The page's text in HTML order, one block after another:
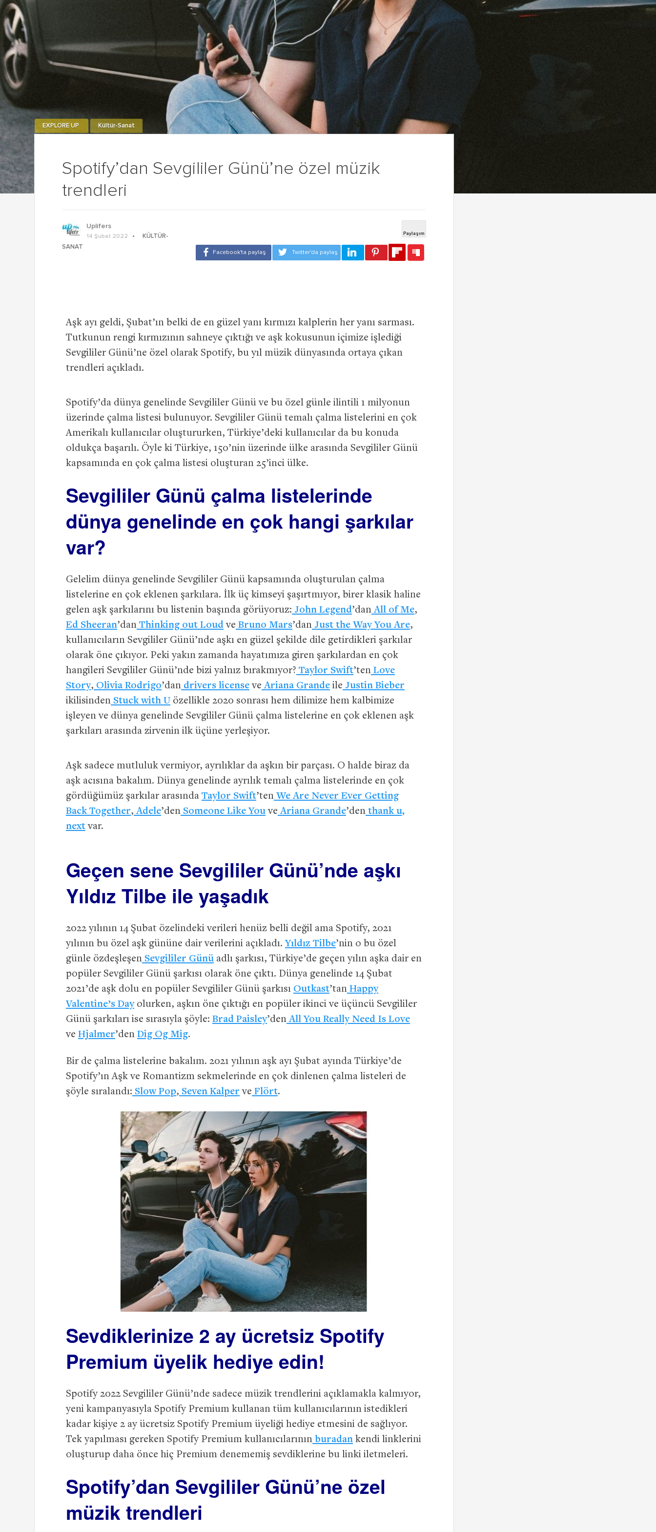
Spotify’dan Sevgililer Günü’ne özel müzik
trendleri
EXPLORE UP Kültür-Sanat
Uplifers
14 Şubat 2022
KÜLTÜR-
SANAT
Aşk ayı geldi, Şubat’ın belki de en güzel yanı kırmızı kalplerin her yanı sarması.
Tutkunun rengi kırmızının sahneye çıktığı ve aşk kokusunun içimize işlediği
Sevgililer Günü’ne özel olarak Spotify, bu yıl müzik dünyasında ortaya çıkan
trendleri açıkladı.
Spotify’da dünya genelinde Sevgililer Günü ve bu özel günle ilintili 1 milyonun
üzerinde çalma listesi bulunuyor. Sevgililer Günü temalı çalma listelerini en çok
Amerikalı kullanıcılar oluştururken, Türkiye’deki kullanıcılar da bu konuda
oldukça başarılı. Öyle ki Türkiye, 150’nin üzerinde ülke arasında Sevgililer Günü
kapsamında en çok çalma listesi oluşturan 25’inci ülke.
Sevgililer Günü çalma listelerinde
dünya genelinde en çok hangi şarkılar
var?
Gelelim dünya genelinde Sevgililer Günü kapsamında oluşturulan çalma
listelerine en çok eklenen şarkılara. İlk üç kimseyi şaşırtmıyor, birer klasik haline
gelen aşk şarkılarını bu listenin başında görüyoruz: John Legend’danAll of Me,
Ed Sheeran’dan Thinking out Loudve Bruno Mars’dan Just the Way You Are,
kullanıcıların Sevgililer Günü’nde aşkı en güzel şekilde dile getirdikleri şarkılar
olarak öne çıkıyor. Peki yakın zamanda hayatımıza giren şarkılardan en çok
hangileri Sevgililer Günü’nde bizi yalnız bırakmıyor? Taylor Swift’ten Love
Story, Olivia Rodrigo’dan drivers licenseve Ariana Grande ile Justin Bieber
ikilisinden Stuck with U özellikle 2020 sonrası hem dilimize hem kalbimize
işleyen ve dünya genelinde Sevgililer Günü çalma listelerine en çok eklenen aşk
şarkıları arasında zirvenin ilk üçüne yerleşiyor.
Aşk sadece mutluluk vermiyor, ayrılıklar da aşkın bir parçası. O halde biraz da
aşk acısına bakalım. Dünya genelinde ayrılık temalı çalma listelerinde en çok
gördüğümüz şarkılar arasında Taylor Swift’ten We Are Never Ever Getting
Back Together, Adele’den Someone Like Youve Ariana Grande’den thank u,
nextvar.
Geçen sene Sevgililer Günü’nde aşkı
Yıldız Tilbe ile yaşadık
2022 yılının 14 Şubat özelindeki verileri henüz belli değil ama Spotify, 2021
yılının bu özel aşk gününe dair verilerini açıkladı. Yıldız Tilbe’nin o bu özel
günle özdeşleşen Sevgililer Günü adlı şarkısı, Türkiye’de geçen yılın aşka dair en
popüler Sevgililer Günü şarkısı olarak öne çıktı. Dünya genelinde 14 Şubat
2021’de aşk dolu en popüler Sevgililer Günü şarkısı Outkast’tan Happy
Valentine’s Dayolurken, aşkın öne çıktığı en popüler ikinci ve üçüncü Sevgililer
Günü şarkıları ise sırasıyla şöyle: Brad Paisley’denAll You Really Need Is Love
ve Hjalmer’den Dig Og Mig.
Bir de çalma listelerine bakalım. 2021 yılının aşk ayı Şubat ayında Türkiye’de
Spotify’ın Aşk ve Romantizm sekmelerinde en çok dinlenen çalma listeleri de
şöyle sıralandı: Slow Pop, Seven Kalper ve Flört.
Sevdiklerinize 2 ay ücretsiz Spotify
Premium üyelik hediye edin!
Spotify 2022 Sevgililer Günü’nde sadece müzik trendlerini açıklamakla kalmıyor,
yeni kampanyasıyla Spotify Premium kullanan tüm kullanıcılarının istedikleri
kadar kişiye 2 ay ücretsiz Spotify Premium üyeliği hediye etmesini de sağlıyor.
Tek yapılması gereken Spotify Premium kullanıcılarının buradan kendi linklerini
oluşturup daha önce hiç Premium denememiş sevdiklerine bu linki iletmeleri.
Spotify’dan Sevgililer Günü’ne özel
müzik trendleri